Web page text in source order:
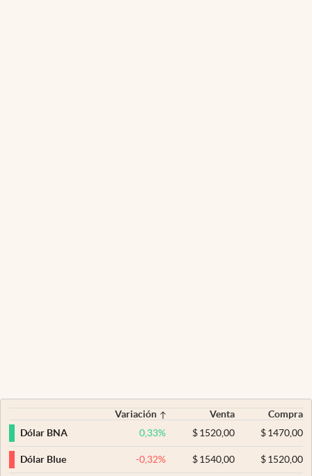
Variación Venta
Compra
Dólar BNA
0,33% $ 1520,00 $1470,00
Dólar Blue -0,32% $ 1540,00 $1520,00